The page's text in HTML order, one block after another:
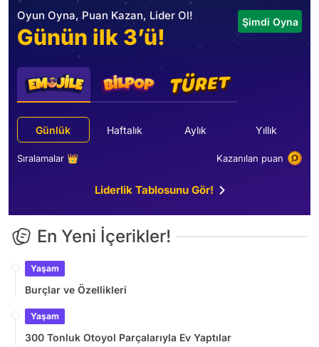
Oyun Oyna, Puan Kazan, Lider Ol!
Günün ilk 3’ü!
Şimdi Oyna
Günlük Haftalık Aylık Yıllık
Sıralamalar 👑 Kazanılan puan
Liderlik Tablosunu Gör!
En Yeni İçerikler!
Yaşam
Burçlar ve Özellikleri
Yaşam
300 Tonluk Otoyol Parçalarıyla Ev Yaptılar